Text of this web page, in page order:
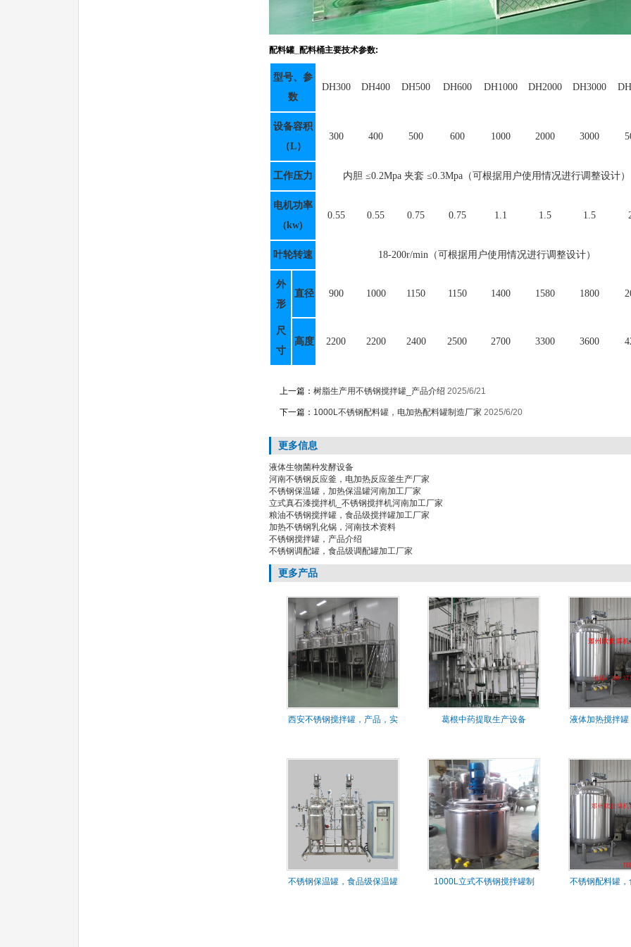
配料罐_配料桶主要技术参数:
型号、参
数
DH300 DH400 DH500 DH600 DH1000 DH2000 DH3000
设备容积
（L）
300 400 500 600 1000 2000 3000
工作压力 内胆 ≤0.2Mpa 夹套 ≤0.3Mpa（可根据用户使用情况进行调整设计）
电机功率
(kw)
0.55 0.55 0.75 0.75 1.1 1.5 1.5
叶轮转速 18-200r/min（可根据用户使用情况进行调整设计）
外
形
尺
寸
直径 900 1000 1150 1150 1400 1580 1800
高度 2200 2200 2400 2500 2700 3300 3600
上一篇： 树脂生产用不锈钢搅拌罐_产品介绍 2025/6/21
下一篇： 1000L不锈钢配料罐，电加热配料罐制造厂家 2025/6/20
更多信息
液体生物菌种发酵设备
河南不锈钢反应釜，电加热反应釜生产厂家
不锈钢保温罐，加热保温罐河南加工厂家
立式真石漆搅拌机_不锈钢搅拌机河南加工厂家
粮油不锈钢搅拌罐，食品级搅拌罐加工厂家
加热不锈钢乳化锅，河南技术资料
不锈钢搅拌罐，产品介绍
不锈钢调配罐，食品级调配罐加工厂家
更多产品
西安不锈钢搅拌罐，产品，实 葛根中药提取生产设备 液体加热搅拌
不锈钢保温罐，食品级保温罐 1000L立式不锈钢搅拌罐制 不锈钢配料罐